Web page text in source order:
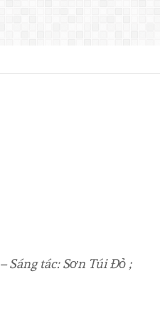
– Sáng tác: Sơn Túi Đỏ ;